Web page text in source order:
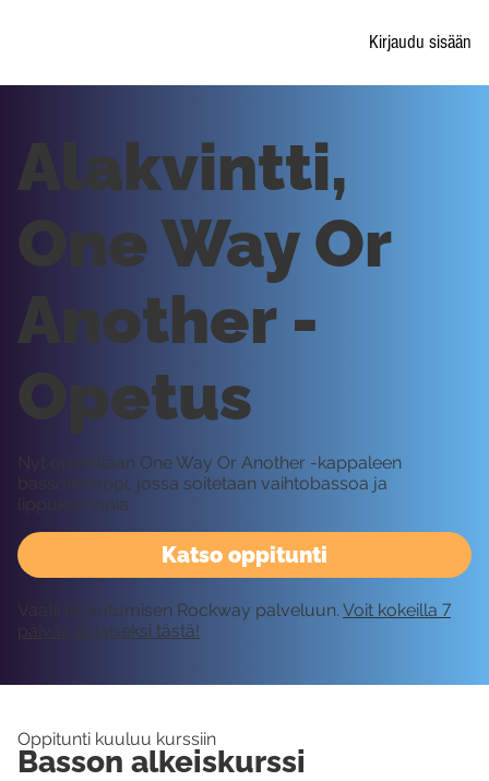
Kirjaudu sisään
Katso oppitunti
Alakvintti,
One Way Or
Another -
Opetus
Nyt opetellaan One Way Or Another -kappaleen
bassokomppi, jossa soitetaan vaihtobassoa ja
lippukomppia.
Vaatii kirjautumisen Rockway palveluun. Voit kokeilla 7
päivää ilmaiseksi tästä!
Oppitunti kuuluu kurssiin
Basson alkeiskurssi